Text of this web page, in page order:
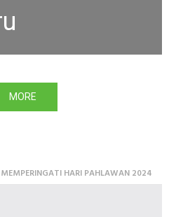
MORE
HARI PAHLAWAN 2024